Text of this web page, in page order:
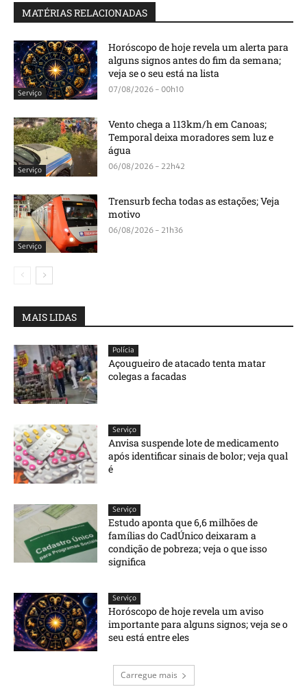
MATÉRIAS RELACIONADAS
Serviço
Horóscopo de hoje revela um alerta para
alguns signos antes do fim da semana;
veja se o seu está na lista
07/08/2026 - 00h10
Serviço
Vento chega a 113km/h em Canoas;
Temporal deixa moradores sem luz e
água
06/08/2026 - 22h42
Serviço
Trensurb fecha todas as estações; Veja
motivo
06/08/2026 - 21h36
MAIS LIDAS
Polícia
Açougueiro de atacado tenta matar
colegas a facadas
Serviço
Anvisa suspende lote de medicamento
após identificar sinais de bolor; veja qual
é
Serviço
Estudo aponta que 6,6 milhões de
famílias do CadÚnico deixaram a
condição de pobreza; veja o que isso
significa
Serviço
Horóscopo de hoje revela um aviso
importante para alguns signos; veja se o
seu está entre eles
Carregue mais